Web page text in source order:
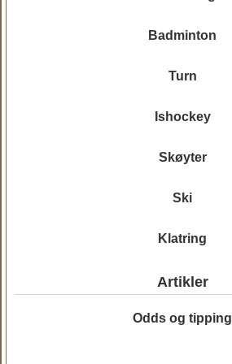
Badminton
Turn
Ishockey
Skøyter
Ski
Klatring
Artikler
Odds og tipping